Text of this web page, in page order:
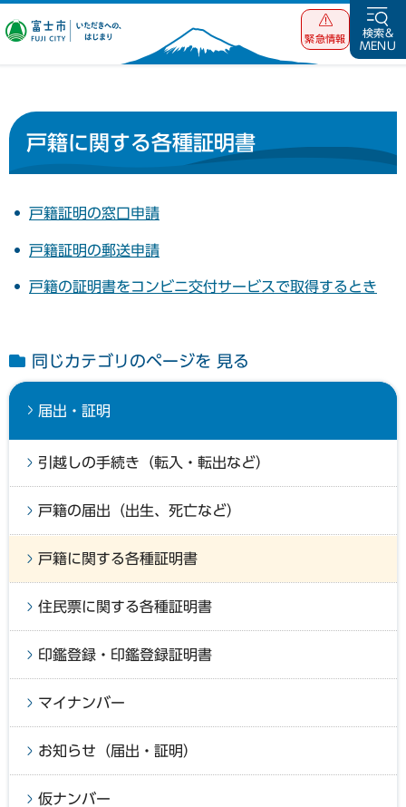
富士市 いただ
緊急情報
検索&
MENU
戸籍に関する各種証明書
戸籍証明の窓口申請
戸籍証明の郵送申請
戸籍の証明書をコンビニ交付サービスで取得するとき
同じカテゴリのページを 見る
届出・証明
引越しの手続き（転入・転出など）
戸籍の届出（出生、死亡など）
戸籍に関する各種証明書
住民票に関する各種証明書
印鑑登録・印鑑登録証明書
マイナンバー
お知らせ（届出・証明）
仮ナンバー